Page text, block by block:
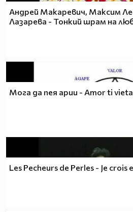
Андрей Макаревич, Максим
Лазарева - Тонкий шрам на
Мога да пея арии - Amor ti vieta
Les Pecheurs de Perles - Je